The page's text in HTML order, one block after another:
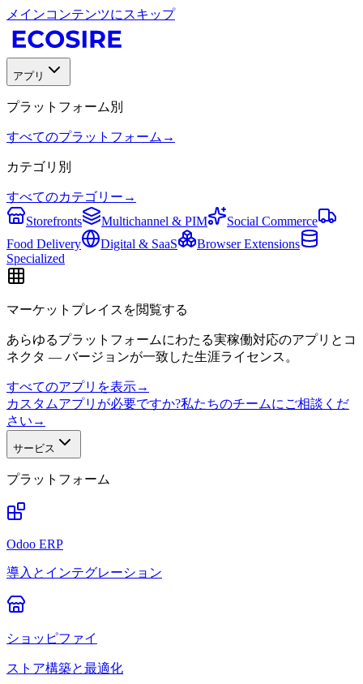
メインコンテンツにスキップ
アプリ
プラットフォーム別
すべてのプラットフォーム →
カテゴリ別
すべてのカテゴリー →
Storefronts
Multichannel & PIM
Social Commerce
Food Delivery
Digital & SaaS
Browser Extensions
Specialized
マーケットプレイスを閲覧する
あらゆるプラットフォームにわたる実稼働対応のアプリとコ
ネクタ — バージョンが一致した生涯ライセンス。
すべてのアプリを表示→
カスタムアプリが必要ですか?私たちのチームにご相談くだ
さい →
サービス
プラットフォーム
Odoo ERP
導入とインテグレーション
ショッピファイ
ストア構築と最適化